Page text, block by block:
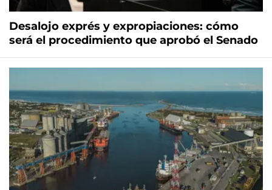
Desalojo exprés y expropiaciones: cómo
será el procedimiento que aprobó el Senado